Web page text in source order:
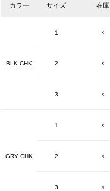
カラー サイズ 在庫
BLK CHK
1 ×
2 ×
3 ×
GRY CHK
1 ×
2 ×
3 ×